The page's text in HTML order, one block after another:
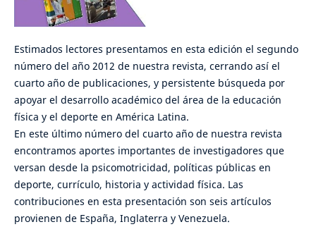
Estimados lectores presentamos en esta edición el segundo
número del año 2012 de nuestra revista, cerrando así el
cuarto año de publicaciones, y persistente búsqueda por
apoyar el desarrollo académico del área de la educación
física y el deporte en América Latina.
En este último número del cuarto año de nuestra revista
encontramos aportes importantes de investigadores que
versan desde la psicomotricidad, políticas públicas en
deporte, currículo, historia y actividad física. Las
contribuciones en esta presentación son seis artículos
provienen de España, Inglaterra y Venezuela.